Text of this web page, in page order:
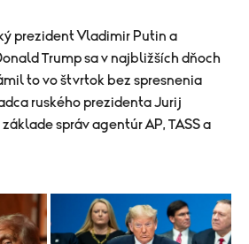
prezident Vladimir Putin a
Trump sa v najbližších dňoch
to vo štvrtok bez spresnenia
ruského prezidenta Jurij
základe správ agentúr AP, TASS a